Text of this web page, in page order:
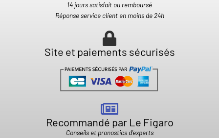
14 jours satisfait ou remboursé
Réponse service client en moins de 24h
Site et paiements sécurisés
Recommandé par Le Figaro
Conseils et pronostics d'experts